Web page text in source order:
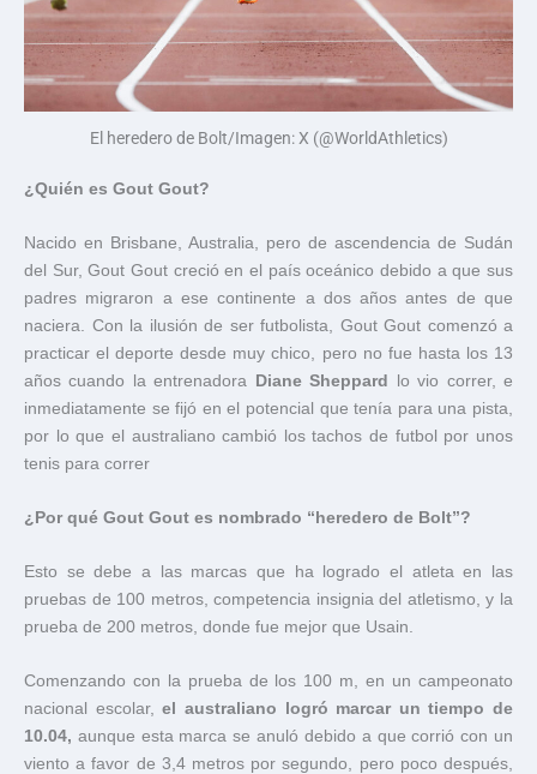
El heredero de Bolt/Imagen: X (@WorldAthletics)
¿Quién es Gout Gout?
Nacido en Brisbane, Australia, pero de ascendencia de Sudán
del Sur, Gout Gout creció en el país oceánico debido a que sus
padres migraron a ese continente a dos años antes de que
naciera. Con la ilusión de ser futbolista, Gout Gout comenzó a
practicar el deporte desde muy chico, pero no fue hasta los 13
años cuando la entrenadora
Diane Sheppard
lo vio correr, e
inmediatamente se fijó en el potencial que tenía para una pista,
por lo que el australiano cambió los tachos de futbol por unos
tenis para correr
¿Por qué Gout Gout es nombrado “heredero de Bolt”?
Esto se debe a las marcas que ha logrado el atleta en las
pruebas de 100 metros, competencia insignia del atletismo, y la
prueba de 200 metros, donde fue mejor que Usain.
Comenzando con la prueba de los 100 m, en un campeonato
nacional escolar,el australiano logró marcar un tiempo de
10.04, aunque esta marca se anuló debido a que corrió con un
viento a favor de 3,4 metros por segundo, pero poco después,